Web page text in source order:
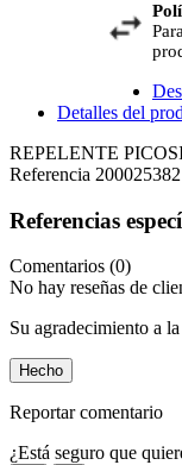
Detalles del
REPELENTE
Referencia 200025382
Referencias
Comentarios (0)
No hay reseñas de
Su agradecimiento a
Hecho
Reportar comentario
¿Está seguro que